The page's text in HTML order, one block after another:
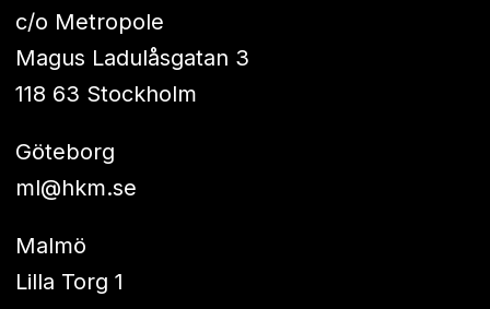
c/o Metropole
Magus Ladulåsgatan 3
118 63 Stockholm
Göteborg
ml@hkm.se
Malmö
Lilla Torg 1